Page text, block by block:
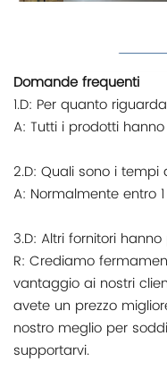
Domande frequenti
1.D: Per quanto
A: Tutti i prodotti
2.D: Quali sono i
A: Normalmente entro
3.D: Altri fornitori
R: Crediamo
vantaggio ai nostri
avete un prezzo
nostro meglio per
supportarvi.